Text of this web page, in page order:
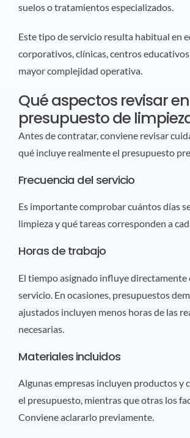
suelos o tratamientos especializados.
Este tipo de servicio resulta habitual en
corporativos, clínicas, centros
mayor complejidad operativa.
Qué aspectos revisar
presupuesto de
Antes de contratar, conviene revisar
qué incluye realmente el presupuesto
Frecuencia del servicio
Es importante comprobar cuántos días
limpieza y qué tareas corresponden a
Horas de trabajo
El tiempo asignado influye directamente
servicio. En ocasiones, presupuestos
ajustados incluyen menos horas de las
necesarias.
Materiales incluidos
Algunas empresas incluyen productos y
el presupuesto, mientras que otras los
Conviene aclararlo previamente.